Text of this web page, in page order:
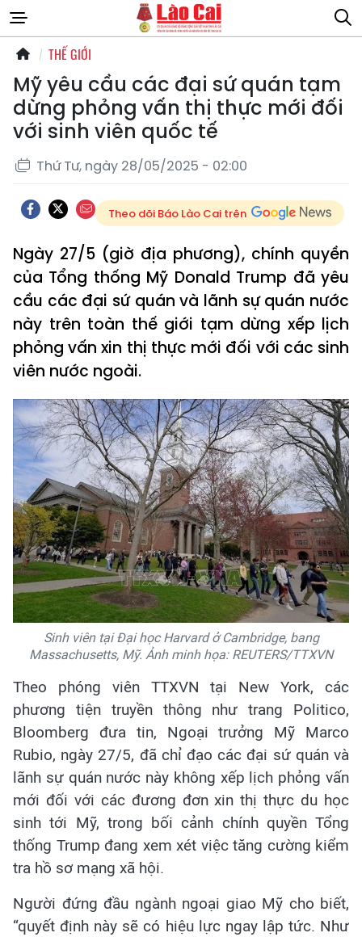
THẾ GIỚI
Mỹ yêu cầu các đại sứ quán tạm
dừng phỏng vấn thị thực mới đối
với sinh viên quốc tế
Thứ Tư, ngày 28/05/2025 - 02:00
Theo dõi Báo Lào Cai trên
Ngày 27/5 (giờ địa phương), chính quyền
của Tổng thống Mỹ Donald Trump đã yêu
cầu các đại sứ quán và lãnh sự quán nước
này trên toàn thế giới tạm dừng xếp lịch
phỏng vấn xin thị thực mới đối với các sinh
viên nước ngoài.
Sinh viên tại Đại học Harvard ở Cambridge, bang
Massachusetts, Mỹ. Ảnh minh họa: REUTERS/TTXVN
Theo phóng viên TTXVN tại New York, các
phương tiện truyền thông như trang Politico,
Bloomberg đưa tin, Ngoại trưởng Mỹ Marco
Rubio, ngày 27/5, đã chỉ đạo các đại sứ quán và
lãnh sự quán nước này không xếp lịch phỏng vấn
mới đối với các đương đơn xin thị thực du học
sinh tới Mỹ, trong bối cảnh chính quyền Tổng
thống Trump đang xem xét việc tăng cường kiểm
tra hồ sơ mạng xã hội.
Người đứng đầu ngành ngoại giao Mỹ cho biết,
“quyết định này sẽ có hiệu lực ngay lập tức. Như